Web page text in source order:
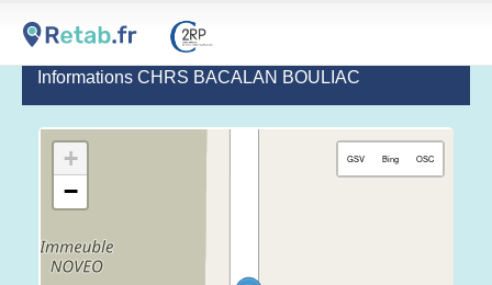
Informations CHRS BACALAN BOULIAC
+
−
GSV Bing OSC